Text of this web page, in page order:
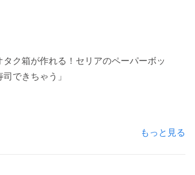
ク箱が作れる！セリアのペーパーボッ
できちゃう」
もっと見る